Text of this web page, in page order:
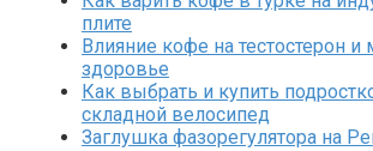
плите
Влияние кофе на тестостерон и
здоровье
Как выбрать и купить
складной велосипед
Заглушка фазорегулятора на